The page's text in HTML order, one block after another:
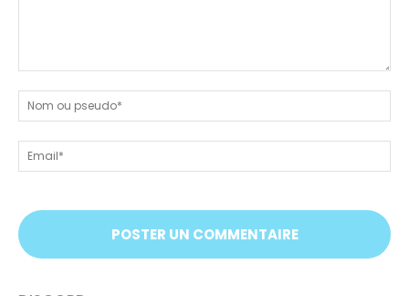
nous
tout
!
On
vous
;)
ou